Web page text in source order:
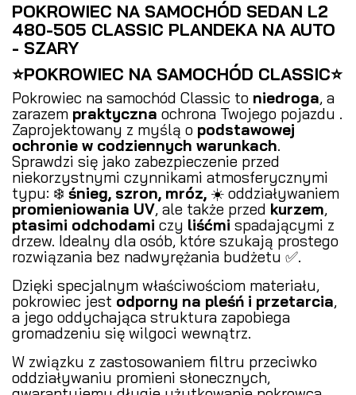
POKROWIEC NA SAMOCHÓD SEDAN L2
480-505 CLASSIC PLANDEKA NA AUTO
- SZARY
⭐POKROWIEC NA SAMOCHÓD CLASSIC⭐
Pokrowiec na samochód Classic to niedroga, a
zarazem praktyczna ochrona Twojego pojazdu .
Zaprojektowany z myślą o podstawowej
ochronie w codziennych warunkach.
Sprawdzi się jako zabezpieczenie przed
niekorzystnymi czynnikami atmosferycznymi
typu: ❄️ śnieg, szron, mróz, ☀️ oddziaływaniem
promieniowania UV, ale także przed kurzem,
ptasimi odchodami czy liśćmi spadającymi z
drzew. Idealny dla osób, które szukają prostego
rozwiązania bez nadwyrężania budżetu ✅.
Dzięki specjalnym właściwościom materiału,
pokrowiec jest odporny na pleśń i przetarcia,
a jego oddychająca struktura zapobiega
gromadzeniu się wilgoci wewnątrz.
W związku z zastosowaniem filtru przeciwko
oddziaływaniu promieni słonecznych,